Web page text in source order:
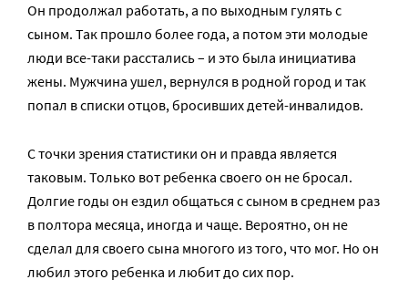
Он продолжал работать, а по выходным гулять с
сыном. Так прошло более года, а потом эти молодые
люди все-таки расстались – и это была инициатива
жены. Мужчина ушел, вернулся в родной город и так
попал в списки отцов, бросивших детей-инвалидов.
С точки зрения статистики он и правда является
таковым. Только вот ребенка своего он не бросал.
Долгие годы он ездил общаться с сыном в среднем раз
в полтора месяца, иногда и чаще. Вероятно, он не
сделал для своего сына многого из того, что мог. Но он
любил этого ребенка и любит до сих пор.